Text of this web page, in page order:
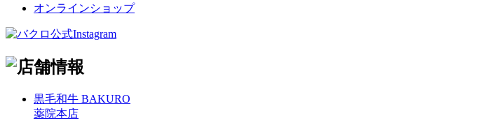
オンラインショップ
黒毛和牛 BAKURO
薬院本店